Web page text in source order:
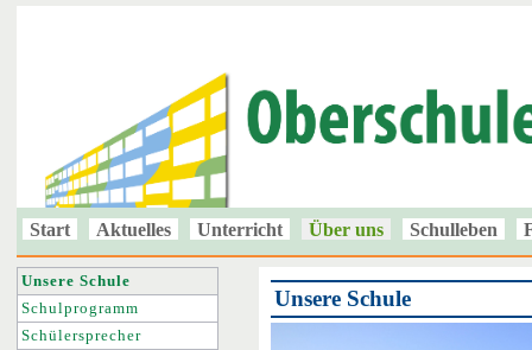
Start Aktuelles Unterricht Über uns Schulleben
Unsere Schule
Unsere Schule
Schulprogramm
Schülersprecher